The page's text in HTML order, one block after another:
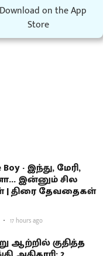
Boy - இந்து, மேரி,
இன்னும் சில
| திரை தேவதைகள்
17 hours ago
ஆற்றில் குதித்த